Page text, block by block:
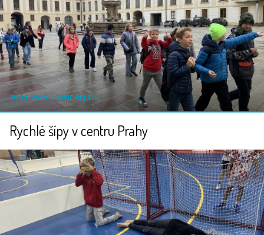
20.11.2023 ― ONDŘEJ ŠÍP
Rychlé šípy v centru Prahy